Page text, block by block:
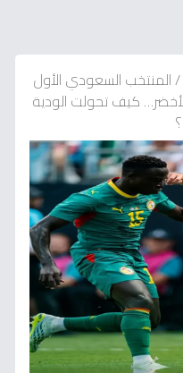
/المنتخب السعودي الأول
كيف تحولت الودية